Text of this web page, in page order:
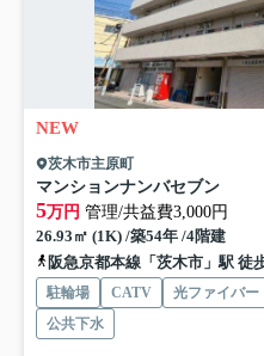
NEW
茨木市主原町
マンションナンバセブン
5万円 管理/共益費3,000円
26.93㎡ (1K) /築54年 /4階建
阪急京都本線「茨木市」駅 徒
駐輪場 CATV 光ファイバー
公共下水